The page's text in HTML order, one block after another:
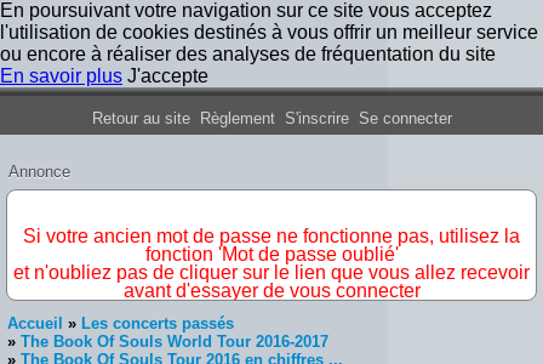
En poursuivant votre navigation sur ce site vous acceptez
l'utilisation de cookies destinés à vous offrir un meilleur service
ou encore à réaliser des analyses de fréquentation du site
En savoir plus J'accepte
Forum Iron Maiden France
Retour au site Règlement S'inscrire Se connecter
Annonce
Si votre ancien mot de passe ne fonctionne pas, utilisez la
fonction 'Mot de passe oublié'
et n'oubliez pas de cliquer sur le lien que vous allez recevoir
avant d'essayer de vous connecter
Accueil » Les concerts passés
» The Book Of Souls World Tour 2016-2017
» The Book Of Souls Tour 2016 en chiffres ...